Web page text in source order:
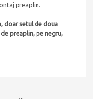
preaplin.
doar setul de doua
preaplin, pe negru,